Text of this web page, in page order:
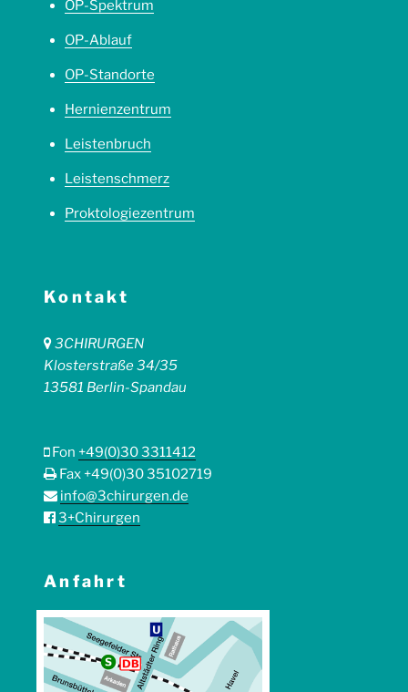
OP-Spektrum
OP-Ablauf
OP-Standorte
Hernienzentrum
Leistenbruch
Leistenschmerz
Proktologiezentrum
Kontakt
3CHIRURGEN
Klosterstraße 34/35
13581 Berlin-Spandau
Fon +49(0)30 3311412
Fax +49(0)30 35102719
info@3chirurgen.de
3+Chirurgen
Anfahrt